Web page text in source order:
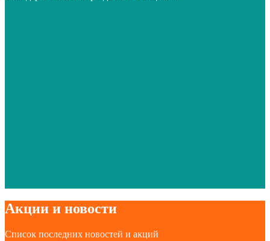
Акции и новости
Список последних новостей и акций